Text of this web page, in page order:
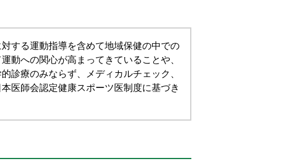
する運動指導を含めて地域保健の中での
動への関心が高まってきていることや、
診療のみならず、メディカルチェック、
医師会認定健康スポーツ医制度に基づき